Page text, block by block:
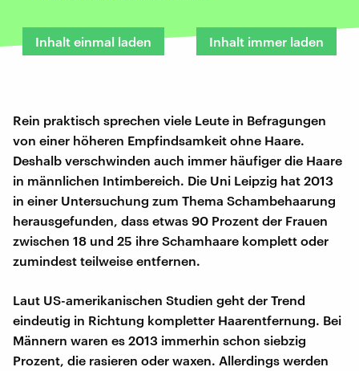
Inhalt einmal laden Inhalt immer laden
Rein praktisch sprechen viele Leute in Befragungen
von einer höheren Empfindsamkeit ohne Haare.
Deshalb verschwinden auch immer häufiger die Haare
in männlichen Intimbereich. Die Uni Leipzig hat 2013
in einer Untersuchung zum Thema Schambehaarung
herausgefunden, dass etwas 90 Prozent der Frauen
zwischen 18 und 25 ihre Schamhaare komplett oder
zumindest teilweise entfernen.
Laut US-amerikanischen Studien geht der Trend
eindeutig in Richtung kompletter Haarentfernung. Bei
Männern waren es 2013 immerhin schon siebzig
Prozent, die rasieren oder waxen. Allerdings werden